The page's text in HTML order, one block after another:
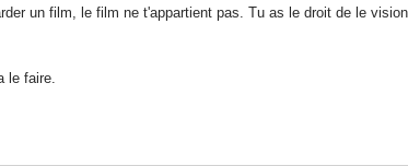
un film, le film ne t'appartient pas. Tu as le droit de le
le faire.